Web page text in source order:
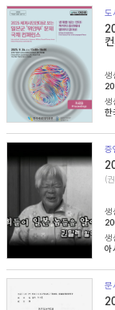
도
생
생
한
증
(
생
생
아
문